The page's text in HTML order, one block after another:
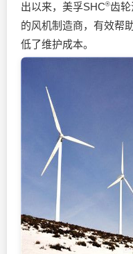
出以来，美孚SHC®齿轮
的风机制造商，有效帮
低了维护成本。